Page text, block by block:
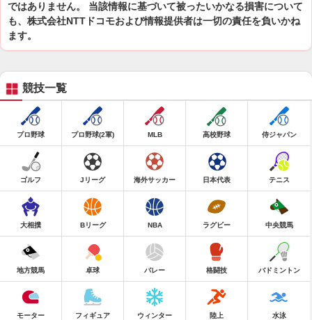
ではありません。 当該情報に基づいて被ったいかなる損害について
も、株式会社NTTドコモおよび情報提供者は一切の責任を負いかね
ます。
競技一覧
プロ野球 プロ野球(2軍) MLB 高校野球 侍ジャパン
ゴルフ Jリーグ 海外サッカー 日本代表 テニス
大相撲 Bリーグ NBA ラグビー 中央競馬
地方競馬 卓球 バレー 格闘技 バドミントン
モーター フィギュア ウィンター 陸上 水泳